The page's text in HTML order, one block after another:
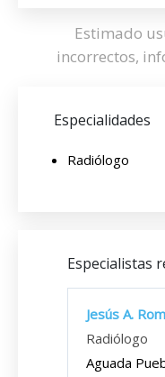
Estimado
incorrectos,
Especialidades
Radiólogo
Especialistas
Jesús A.
Radiólogo
Aguada